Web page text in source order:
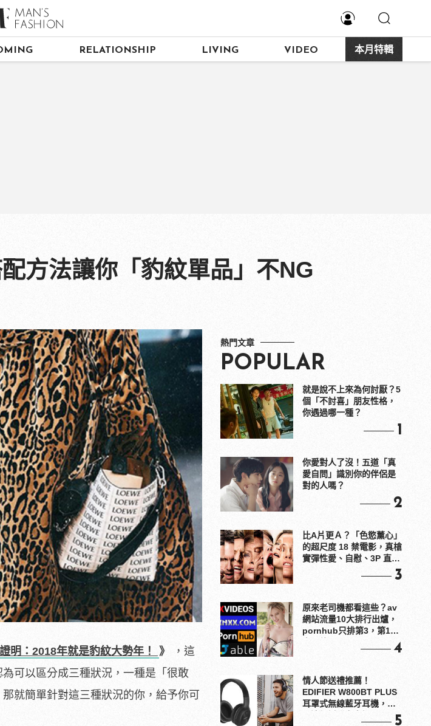
RELATIONSHIP LIVING VIDEO 本月特輯
方法讓你「豹紋單品」不NG
明：2018年就是豹紋大勢年！ 》
，這
可以區分成三種狀況，一種是「很敢
就簡單針對這三種狀況的你，給予你可
熱門文章
POPULAR
就是說不上來為何討厭？5
個「不討喜」朋友性格，
你遇過哪一種？
1
你愛對人了沒！五道「真
愛自問」識別你的伴侶是
對的人嗎？
2
比A片更Ａ？「色慾薰心」
的超尺度 18 禁電影，真槍
實彈性愛、自慰、3P 直接
3
原來老司機都看這些？av
網站流量10大排行出爐，
pornhub只排第3，第1名
4
情人節送禮推薦！
EDIFIER W800BT PLUS
耳罩式無線藍牙耳機，在
5